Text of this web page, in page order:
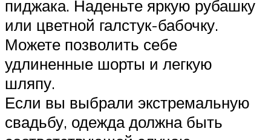
пиджака. Наденьте яркую рубашку
или цветной галстук-бабочку.
Можете позволить себе
удлиненные шорты и легкую
шляпу.
Если вы выбрали экстремальную
свадьбу, одежда должна быть